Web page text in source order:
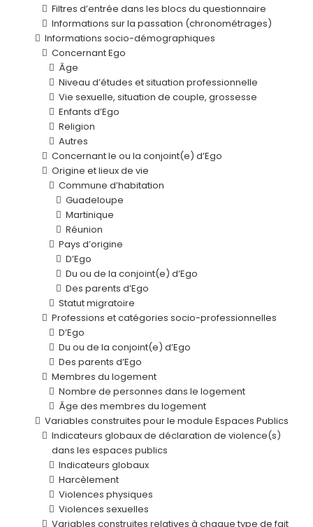
Filtres d’entrée dans les blocs du questionnaire
Informations sur la passation (chronométrages)
Informations socio-démographiques
Concernant Ego
Âge
Niveau d’études et situation professionnelle
Vie sexuelle, situation de couple, grossesse
Enfants d’Ego
Religion
Autres
Concernant le ou la conjoint(e) d’Ego
Origine et lieux de vie
Commune d’habitation
Guadeloupe
Martinique
Réunion
Pays d’origine
D’Ego
Du ou de la conjoint(e) d’Ego
Des parents d’Ego
Statut migratoire
Professions et catégories socio-professionnelles
D’Ego
Du ou de la conjoint(e) d’Ego
Des parents d’Ego
Membres du logement
Nombre de personnes dans le logement
Âge des membres du logement
Variables construites pour le module Espaces Publics
Indicateurs globaux de déclaration de violence(s)
dans les espaces publics
Indicateurs globaux
Harcèlement
Violences physiques
Violences sexuelles
Variables construites relatives à chaque type de fait